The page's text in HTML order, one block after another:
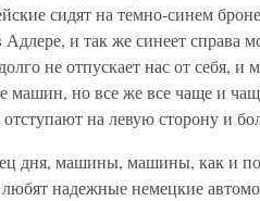
сидят на темно-синем
и так же синеет справа
не отпускает нас от себя,
машин, но все же все чаще и
на левую сторону и
дня, машины, машины, как и
любят надежные немецкие